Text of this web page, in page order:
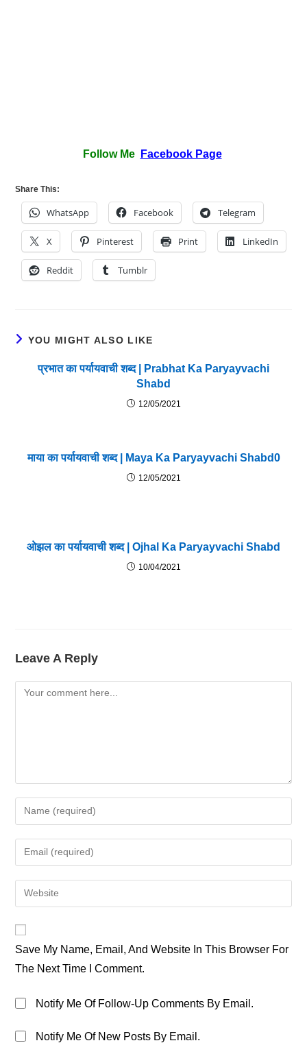
Follow Me Facebook Page
Share This:
WhatsApp Facebook Telegram
X Pinterest Print LinkedIn
Reddit Tumblr
YOU MIGHT ALSO LIKE
प्रभात का पर्यायवाची शब्द | Prabhat Ka Paryayvachi
Shabd
12/05/2021
माया का पर्यायवाची शब्द | Maya Ka Paryayvachi Shabd0
12/05/2021
ओझल का पर्यायवाची शब्द | Ojhal Ka Paryayvachi Shabd
10/04/2021
Leave A Reply
Comment
Enter
Your
Name
Or
To
Comment
Enter
Your
Email
Address
Enter
Your
URL
(optional)
Save My Name, Email, And Website In This Browser For
The Next Time I Comment.
Notify Me Of Follow-Up Comments By Email.
Notify Me Of New Posts By Email.